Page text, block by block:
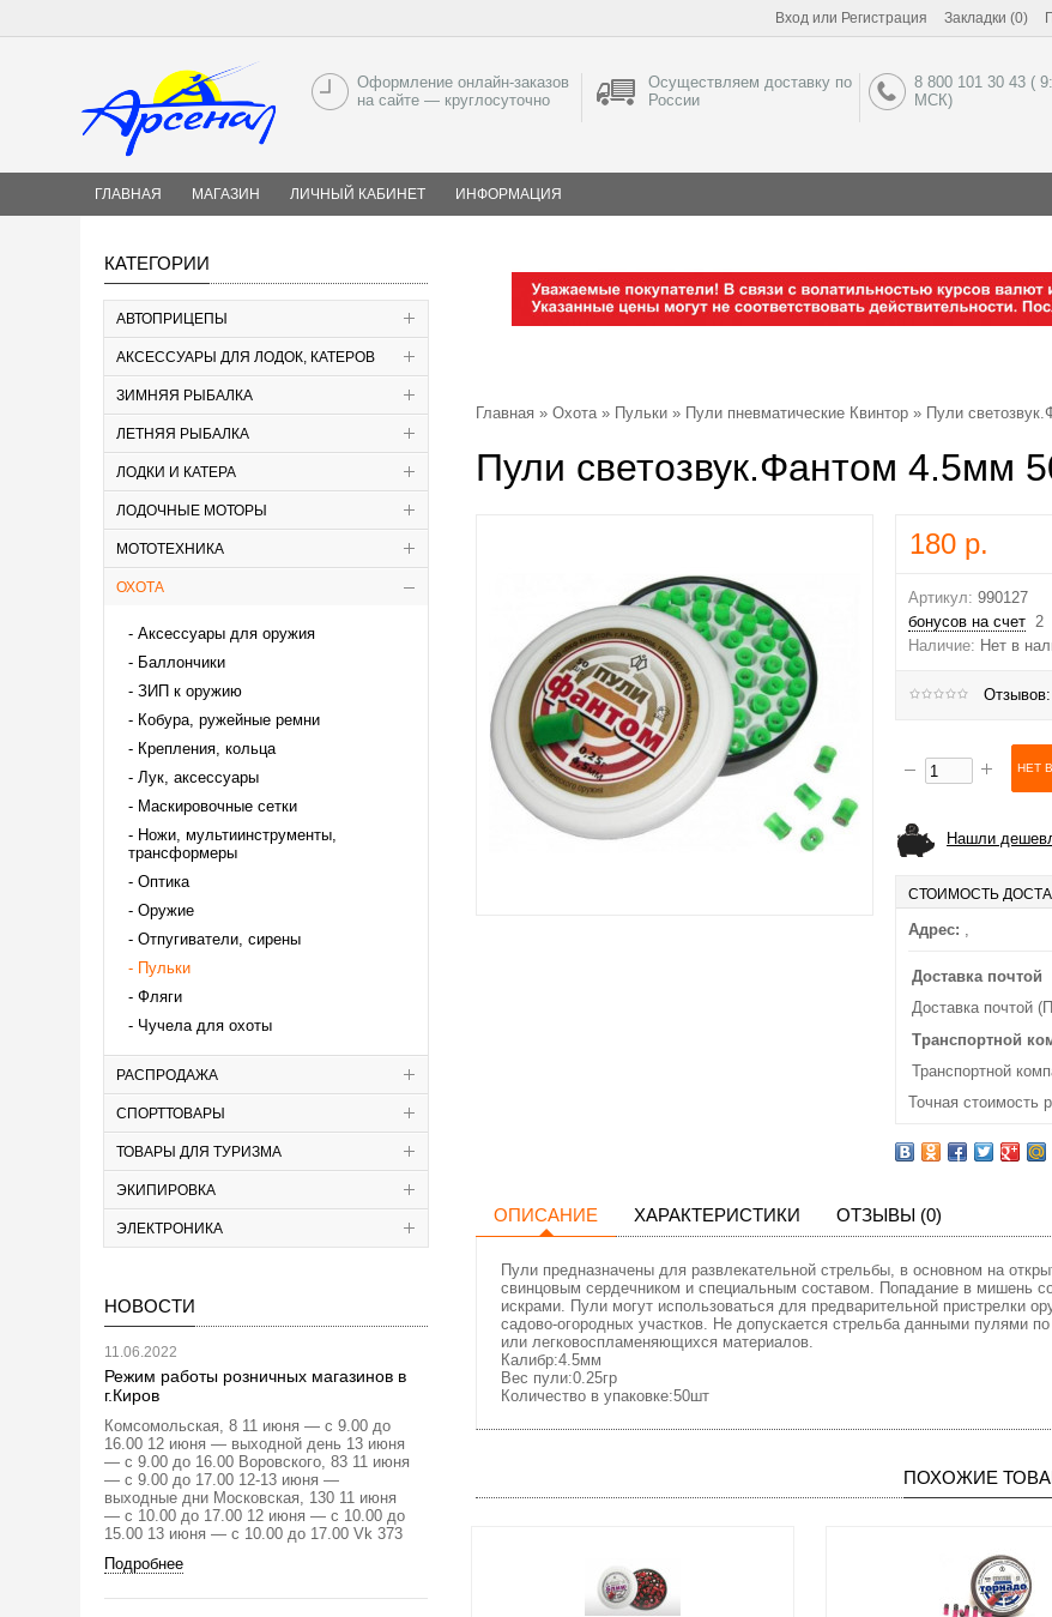
Вход или Регистрация Закладки (0)
Оформление онлайн-заказов
на сайте — круглосуточно
Осуществляем доставку по
России
8 800 101 30 43 (
МСК)
ГЛАВНАЯ МАГАЗИН ЛИЧНЫЙ КАБИНЕТ ИНФОРМАЦИЯ
КАТЕГОРИИ
АВТОПРИЦЕПЫ
АКСЕССУАРЫ ДЛЯ ЛОДОК, КАТЕРОВ
ЗИМНЯЯ РЫБАЛКА
ЛЕТНЯЯ РЫБАЛКА
ЛОДКИ И КАТЕРА
ЛОДОЧНЫЕ МОТОРЫ
МОТОТЕХНИКА
ОХОТА
Аксессуары для оружия
Баллончики
ЗИП к оружию
Кобура, ружейные ремни
Крепления, кольца
Лук, аксессуары
Маскировочные сетки
Ножи, мультиинструменты,
трансформеры
Оптика
Оружие
Отпугиватели, сирены
Пульки
Фляги
Чучела для охоты
РАСПРОДАЖА
СПОРТТОВАРЫ
ТОВАРЫ ДЛЯ ТУРИЗМА
ЭКИПИРОВКА
ЭЛЕКТРОНИКА
НОВОСТИ
11.06.2022
Режим работы розничных магазинов в
г.Киров
Комсомольская, 8 11 июня — с 9.00 до
16.00 12 июня — выходной день 13 июня
— с 9.00 до 16.00 Воровского, 83 11 июня
— с 9.00 до 17.00 12-13 июня —
выходные дни Московская, 130 11 июня
— с 10.00 до 17.00 12 июня — с 10.00 до
15.00 13 июня — с 10.00 до 17.00 Vk 373
Подробнее
Главная » Охота» Пульки » Пули пневматические Квинтор » Пули
Пули светозвук.Фантом 4.5мм
180 р.
Артикул: 990127
бонусов на счет 2
Наличие: Нет в
Нашли
СТОИМОСТЬ
Адрес: ,
Доставка почтой
Доставка почтой
Транспортной
Транспортной
Точная стоимость
ОПИСАНИЕ ХАРАКТЕРИСТИКИ ОТЗЫВЫ (0)
Пули предназначены для развлекательной стрельбы, в основном на
свинцовым сердечником и специальным составом. Попадание в мишень
искрами. Пули могут использоваться для предварительной пристрелки
садово-огородных участков. Не допускается стрельба данными
или легковоспламеняющихся материалов.
Калибр:4.5мм
Вес пули:0.25гр
Количество в упаковке:50шт
ПОХОЖИЕ